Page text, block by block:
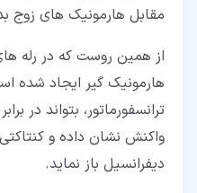
مقابل هارمونیک های زوج
از همین روست که در رله
هارمونیک گیر ایجاد شده
ترانسفورماتور، بتواند در
واکنش نشان داده و
دیفرانسیل باز نماید.